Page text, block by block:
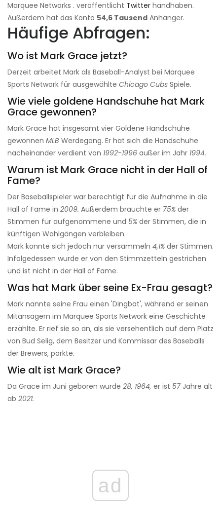
Marquee Networks . veröffentlicht Twitter handhaben.
Außerdem hat das Konto 54,6 Tausend Anhänger.
Häufige Abfragen:
Wo ist Mark Grace jetzt?
Derzeit arbeitet Mark als Baseball-Analyst bei Marquee
Sports Network für ausgewählte Chicago Cubs Spiele.
Wie viele goldene Handschuhe hat Mark
Grace gewonnen?
Mark Grace hat insgesamt vier Goldene Handschuhe
gewonnen MLB Werdegang. Er hat sich die Handschuhe
nacheinander verdient von 1992-1996 außer im Jahr 1994.
Warum ist Mark Grace nicht in der Hall of
Fame?
Der Baseballspieler war berechtigt für die Aufnahme in die
Hall of Fame in 2009. Außerdem brauchte er 75% der
Stimmen für aufgenommene und 5% der Stimmen, die in
künftigen Wahlgängen verbleiben.
Mark konnte sich jedoch nur versammeln 4,1% der Stimmen.
Infolgedessen wurde er von den Stimmzetteln gestrichen
und ist nicht in der Hall of Fame.
Was hat Mark über seine Ex-Frau gesagt?
Mark nannte seine Frau einen 'Dingbat', während er seinen
Mitansagern im Marquee Sports Network eine Geschichte
erzählte. Er rief sie so an, als sie versehentlich auf dem Platz
von Bud Selig, dem Besitzer und Kommissar des Baseballs
der Brewers, parkte.
Wie alt ist Mark Grace?
Da Grace im Juni geboren wurde 28, 1964, er ist 57 Jahre alt
ab 2021.
ad